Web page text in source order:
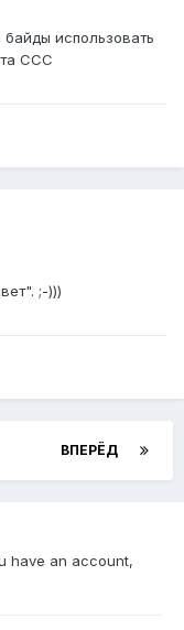
байды использовать
ССС
;-)))
ВПЕРЁД
have an account,